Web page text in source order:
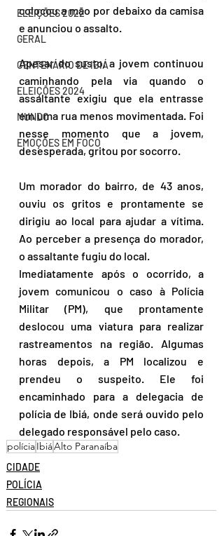
ELEIÇÕES 2022
GERAL
CENTENÁRIO DE IBIÁ
ELEIÇÕES 2024
MUNDO
EMOÇÕES EM FOCO
colocou a mão por debaixo da camisa
e anunciou o assalto.
Apesar do susto, a jovem continuou
caminhando pela via quando o
assaltante exigiu que ela entrasse
em uma rua menos movimentada. Foi
nesse momento que a jovem,
desesperada, gritou por socorro.
Um morador do bairro, de 43 anos,
ouviu os gritos e prontamente se
dirigiu ao local para ajudar a vítima.
Ao perceber a presença do morador,
o assaltante fugiu do local.
Imediatamente após o ocorrido, a
jovem comunicou o caso à Polícia
Militar (PM), que prontamente
deslocou uma viatura para realizar
rastreamentos na região. Algumas
horas depois, a PM localizou e
prendeu o suspeito. Ele foi
encaminhado para a delegacia de
polícia de Ibiá, onde será ouvido pelo
delegado responsável pelo caso.
políciaIbiáAlto Paranaíba
CIDADE
POLÍCIA
REGIONAIS